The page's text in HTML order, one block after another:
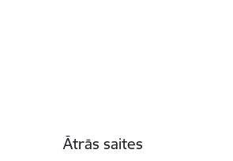
Ātrās saites